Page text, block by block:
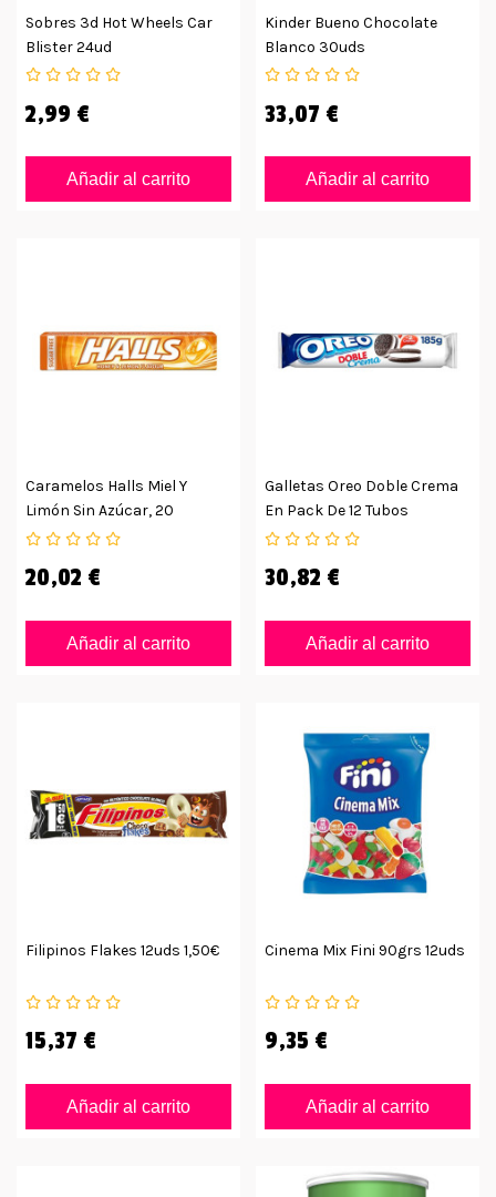
Sobres 3d Hot Wheels Car
Blister 24ud
2,99 €
Añadir al carrito
Kinder Bueno Chocolate
Blanco 30uds
33,07 €
Añadir al carrito
Caramelos Halls Miel Y
Limón Sin Azúcar, 20
Unidades
20,02 €
Añadir al carrito
Galletas Oreo Doble Crema
En Pack De 12 Tubos
30,82 €
Añadir al carrito
Filipinos Flakes 12uds 1,50€
15,37 €
Añadir al carrito
Cinema Mix Fini 90grs 12uds
9,35 €
Añadir al carrito